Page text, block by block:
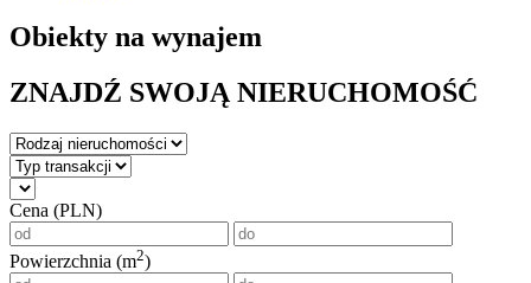
Obiekty na wynajem
ZNAJDŹ SWOJĄ NIERUCHOMOŚĆ
Cena (PLN)
Powierzchnia (m2)